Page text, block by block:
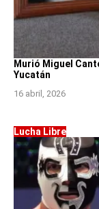
Murió Miguel
Yucatán
16 abril, 2026
Lucha Libre